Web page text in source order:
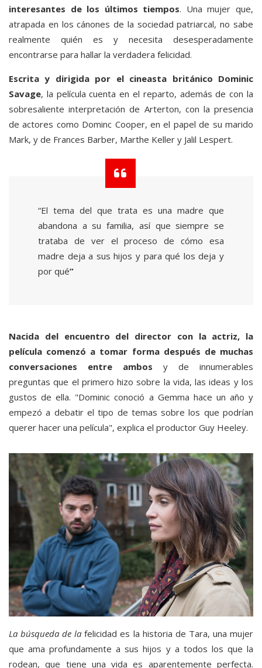
interesantes de los últimos tiempos. Una mujer que,
atrapada en los cánones de la sociedad patriarcal, no sabe
realmente quién es y necesita desesperadamente
encontrarse para hallar la verdadera felicidad.
Escrita y dirigida por el cineasta británico Dominic
Savage, la película cuenta en el reparto, además de con la
sobresaliente interpretación de Arterton, con la presencia
de actores como Dominc Cooper, en el papel de su marido
Mark, y de Frances Barber, Marthe Keller y Jalil Lespert.
“El tema del que trata es una madre que
abandona a su familia, así que siempre se
trataba de ver el proceso de cómo esa
madre deja a sus hijos y para qué los deja y
por qué”
Nacida del encuentro del director con la actriz, la
película comenzó a tomar forma después de muchas
conversaciones entre ambos y de innumerables
preguntas que el primero hizo sobre la vida, las ideas y los
gustos de ella. "Dominic conoció a Gemma hace un año y
empezó a debatir el tipo de temas sobre los que podrían
querer hacer una película", explica el productor Guy Heeley.
La búsqueda de lafelicidad es la historia de Tara, una mujer
que ama profundamente a sus hijos y a todos los que la
rodean, que tiene una vida es aparentemente perfecta.